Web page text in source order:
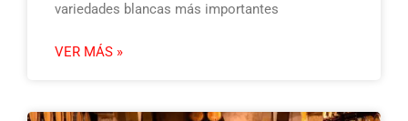
variedades blancas más importantes
VER MÁS »